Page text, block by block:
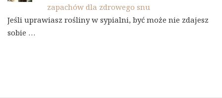
zapachów dla zdrowego snu
Jeśli uprawiasz rośliny w sypialni, być może nie zdajesz
sobie …